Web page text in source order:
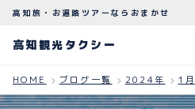
高知観光タクシー
ABOUT
高知旅・お遍路ツアーならおまかせ
高知観光タクシー
HOME ブログ一覧 2024年 1月